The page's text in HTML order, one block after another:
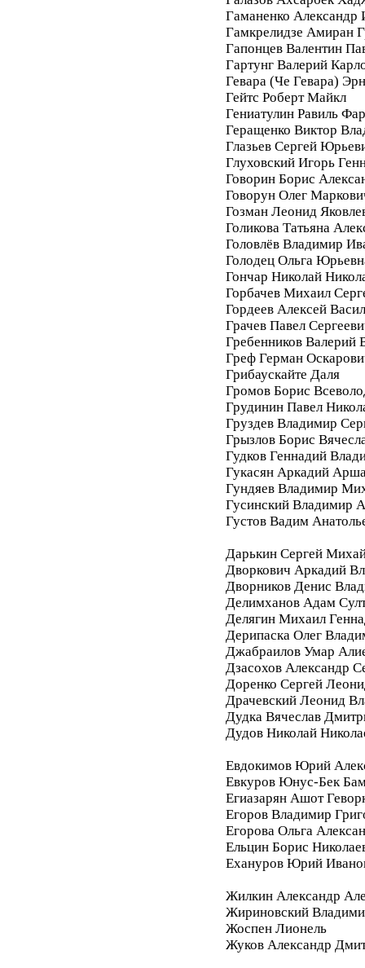
Гаманенко Александр
Гамкрелидзе Амиран
Гапонцев Валентин
Гартунг Валерий
Гевара (Че Гевара)
Гейтс Роберт Майкл
Гениатулин Равиль
Геращенко Виктор
Глазьев Сергей
Глуховский Игорь
Говорин Борис
Говорун Олег
Гозман Леонид
Голикова Татьяна
Головлёв Владимир
Голодец Ольга
Гончар Николай
Горбачев Михаил
Гордеев Алексей
Грачев Павел
Гребенников Валерий
Греф Герман
Грибаускайте Даля
Громов Борис
Грудинин Павел
Груздев Владимир
Грызлов Борис
Гудков Геннадий
Гукасян Аркадий
Гундяев Владимир
Гусинский Владимир
Густов Вадим
Дарькин Сергей
Дворкович Аркадий
Дворников Денис
Делимханов Адам
Делягин Михаил
Дерипаска Олег
Джабраилов Умар
Дзасохов Александр
Доренко Сергей
Драчевский Леонид
Дудка Вячеслав
Дудов Николай
Евдокимов Юрий
Евкуров Юнус-Бек
Егиазарян Ашот
Егоров Владимир
Егорова Ольга
Ельцин Борис
Ехануров Юрий
Жилкин Александр
Жириновский
Жоспен Лионель
Жуков Александр